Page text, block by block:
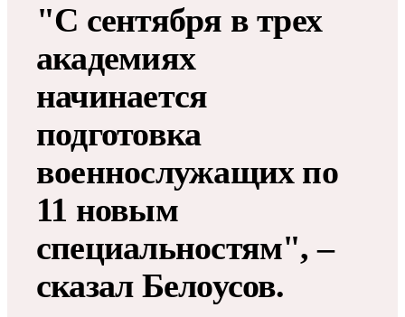
"С сентября в трех
академиях
начинается
подготовка
военнослужащих по
11 новым
специальностям​​​", –
сказал Белоусов.